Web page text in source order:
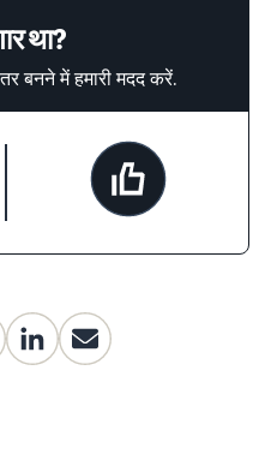
था?
बनने में हमारी मदद करें.